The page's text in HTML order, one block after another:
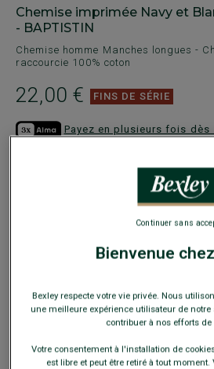
Chemise imprimée Navy et
- BAPTISTIN
Chemise homme Manches longues -
raccourcie 100% coton
22,00 € FINS DE SÉRIE
Payez en plusieurs fois dès
Quelle est ma taille ?
+
Bienvenue
Bexley respecte votre vie privée. Nous
une meilleure expérience utilisateur de notre
contribuer à nos efforts
Votre consentement à l'installation de
est libre et peut être retiré à tout
Continuer sans